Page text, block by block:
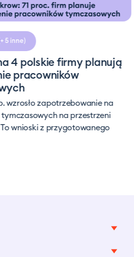
czytania
polskie firmy planują
pracowników
zapotrzebowanie na
na przestrzeni
z przygotowanego